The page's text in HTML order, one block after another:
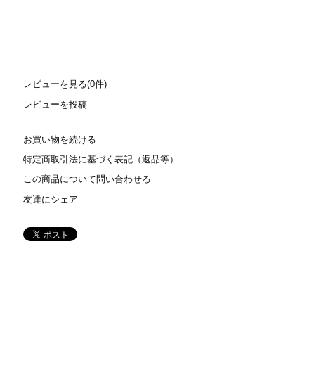
レビューを見る(0件)
レビューを投稿
お買い物を続ける
特定商取引法に基づく表記（返品等）
この商品について問い合わせる
友達にシェア